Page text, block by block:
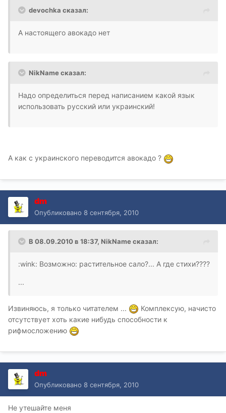
devochka сказал:
А настоящего авокадо нет
NikName сказал:
Надо определиться перед написанием какой язык
использовать русский или украинский!
А как с украинского переводится авокадо ?
dm
Опубликовано 8 сентября, 2010
В 08.09.2010 в 18:37, NikName сказал:
:wink: Возможно: растительное сало?... А где стихи????
...
Извиняюсь, я только читателем ...
Комплексую, начисто
отсутствует хоть какие нибудь способности к
рифмосложению
dm
Опубликовано 8 сентября, 2010
Не утешайте меня